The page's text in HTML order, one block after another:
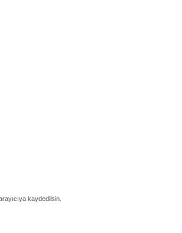
kaydedilsin.